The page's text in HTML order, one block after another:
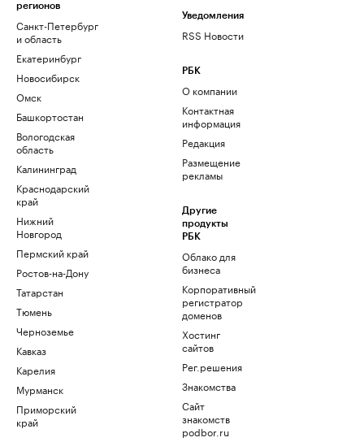
регионов
Санкт-Петербург
и область
Екатеринбург
Новосибирск
Омск
Башкортостан
Вологодская
область
Калининград
Краснодарский
край
Нижний
Новгород
Пермский край
Ростов-на-Дону
Татарстан
Тюмень
Черноземье
Кавказ
Карелия
Мурманск
Приморский
край
Уведомления
RSS Новости
РБК
О компании
Контактная
информация
Редакция
Размещение
рекламы
Другие
продукты
РБК
Облако для
бизнеса
Корпоративный
регистратор
доменов
Хостинг
сайтов
Рег.решения
Знакомства
Сайт
знакомств
podbor.ru